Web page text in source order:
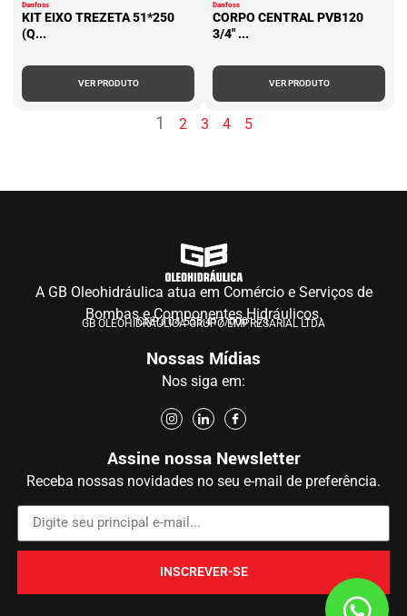
Danfoss
KIT EIXO TREZETA 51*250
(Q...
VER PRODUTO
Danfoss
CORPO CENTRAL PVB120
3/4" ...
VER PRODUTO
1 2 3 4 5
A GB Oleohidráulica atua em Comércio e Serviços de
Bombas e Componentes Hidráulicos.
GB OLEOHIDRÁULICA GRUPO EMPRESARIAL LTDA
CNPJ 04.555.417/0001-71
Nossas Mídias
Nos siga em:
Assine nossa Newsletter
Receba nossas novidades no seu e-mail de preferência.
INSCREVER-SE